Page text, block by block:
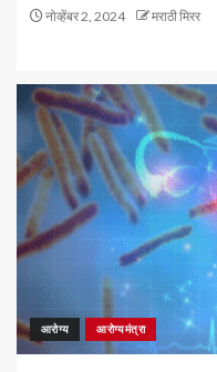
नोव्हेंबर 2, 2024 मराठी मिरर
आरोग्य आरोग्यमंत्रा